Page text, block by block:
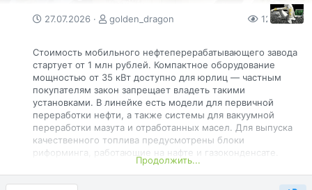
27.07.2026 golden_dragon 120 0
Стоимость мобильного нефтеперерабатывающего завода
стартует от 1 млн рублей. Компактное оборудование
мощностью от 35 кВт доступно для юрлиц — частным
покупателям закон запрещает владеть такими
установками. В линейке есть модели для первичной
переработки нефти, а также системы для вакуумной
переработки мазута и отработанных масел. Для выпуска
качественного топлива предусмотрены блоки
риформинга, работающие на нафте и газоконденсате.
Комплексы оснащены автоматикой и ПЛК-контроллерами
для полного управления процессом.
Продолжить...